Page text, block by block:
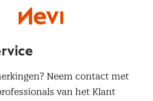
Neem contact met
van het Klant